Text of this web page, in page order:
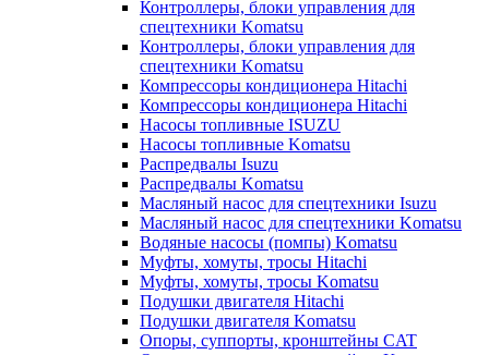
Контроллеры, блоки управления для
спецтехники Komatsu
Контроллеры, блоки управления для
спецтехники Komatsu
Компрессоры кондиционера Hitachi
Компрессоры кондиционера Hitachi
Насосы топливные ISUZU
Насосы топливные Komatsu
Распредвалы Isuzu
Распредвалы Komatsu
Масляный насос для спецтехники Isuzu
Масляный насос для спецтехники Komatsu
Водяные насосы (помпы) Komatsu
Муфты, хомуты, тросы Hitachi
Муфты, хомуты, тросы Komatsu
Подушки двигателя Hitachi
Подушки двигателя Komatsu
Опоры, суппорты, кронштейны CAT